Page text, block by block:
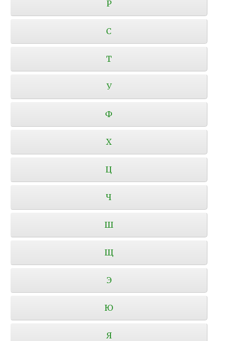
Р
С
Т
У
Ф
Х
Ц
Ч
Ш
Щ
Э
Ю
Я